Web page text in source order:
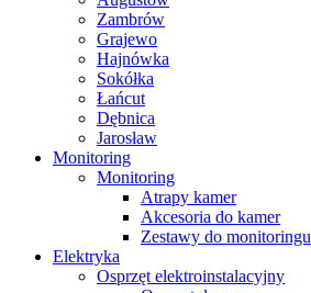
Zambrów
Grajewo
Hajnówka
Sokółka
Łańcut
Dębnica
Jarosław
Monitoring
Monitoring
Atrapy kamer
Akcesoria do kamer
Zestawy do monitoringu
Elektryka
Osprzęt elektroinstalacyjny